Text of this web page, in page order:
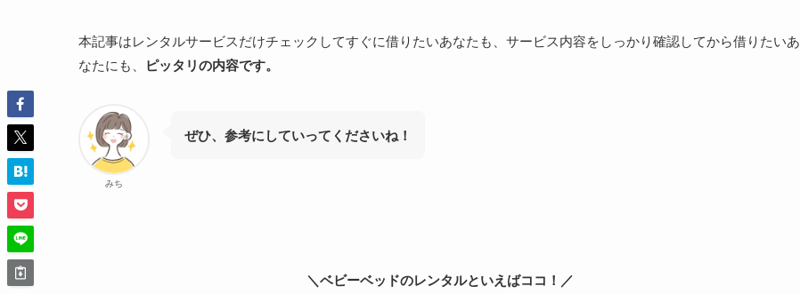
本記事はレンタルサービスだけチェックしてすぐに借りたいあなたも、サービス内容をしっかり確認してから借りたいあ
なたにも、 ピッタリの内容です。
みち
ぜひ、参考にしていってくださいね！
＼ベビーベッドのレンタルといえばココ！／